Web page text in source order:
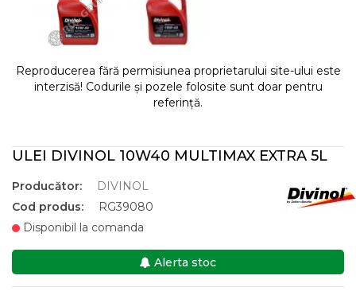
Reproducerea fără permisiunea proprietarului site-ului este
interzisă! Codurile și pozele folosite sunt doar pentru
referință.
ULEI DIVINOL 10W40 MULTIMAX EXTRA 5L
Producător:
DIVINOL
Cod produs:
RG39080
Disponibil la comanda
Alerta stoc